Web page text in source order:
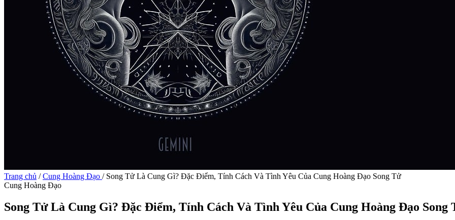
Trang chủ / Cung Hoàng Đạo / Song Tử Là Cung Gì? Đặc Điểm, Tính Cách Và Tình Yêu Của Cung Hoàng Đạo Song Tử
Cung Hoàng Đạo
Song Tử Là Cung Gì? Đặc Điểm, Tính Cách Và Tình Yêu Của Cung Hoàng Đạo Song